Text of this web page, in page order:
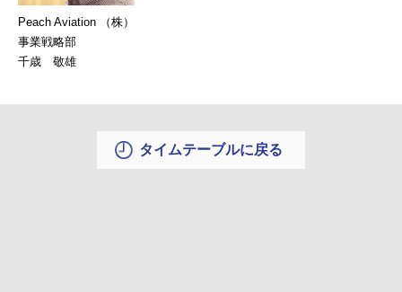
Peach Aviation （株）
事業戦略部
千歳 敬雄
タイムテーブルに戻る